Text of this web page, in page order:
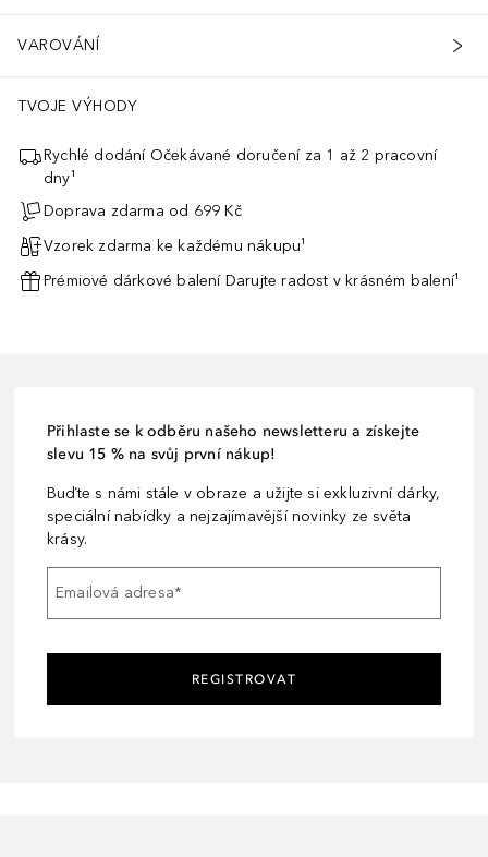
VAROVÁNÍ
TVOJE VÝHODY
Rychlé dodání Očekávané doručení za 1 až 2 pracovní
dny¹
Doprava zdarma od 699 Kč
Vzorek zdarma ke každému nákupu¹
Prémiové dárkové balení Darujte radost v krásném balení¹
Přihlaste se k odběru našeho newsletteru a získejte
slevu 15 % na svůj první nákup!
Buďte s námi stále v obraze a užijte si exkluzivní dárky,
speciální nabídky a nejzajímavější novinky ze světa
krásy.
Emailová adresa*
REGISTROVAT